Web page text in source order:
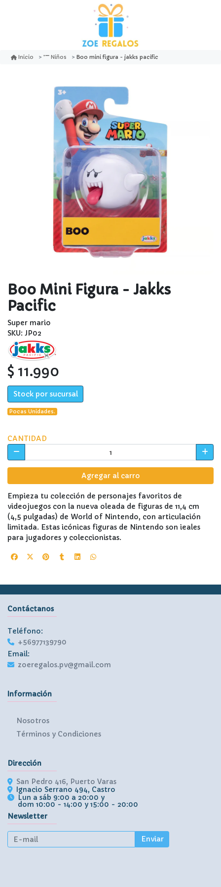
Inicio Niños Boo mini figura - jakks pacific
Boo Mini Figura - Jakks
Pacific
Super mario
SKU: JP02
$ 11.990
Stock por sucursal
Pocas Unidades.
CANTIDAD
Agregar al carro
Empieza tu colección de personajes favoritos de
videojuegos con la nueva oleada de figuras de 11,4 cm
(4,5 pulgadas) de World of Nintendo, con articulación
limitada. Estas icónicas figuras de Nintendo son ieales
para jugadores y coleccionistas.
Contáctanos
Teléfono:
+56977139790
Email:
zoeregalos.pv@gmail.com
Información
Nosotros
Términos y Condiciones
Dirección
San Pedro 416, Puerto Varas
Ignacio Serrano 494, Castro
Lun a sáb 9:00 a 20:00 y
dom 10:00 - 14:00 y 15:00 - 20:00
Newsletter
Enviar